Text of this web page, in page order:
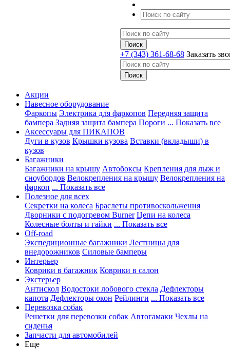
+7 (343) 361-68-68 Заказать
Акции
Навесное оборудование
Фаркопы Электрика для фаркопов Передняя защита
бампера Задняя защита бампера Пороги ... Показать все
Аксессуары для ПИКАПОВ
Дуги в кузов Крышки кузова Вставки (вкладыши) в
кузов
Багажники
Багажники на крышу Автобоксы Крепления для лыж и
сноубордов Велокрепления на крышу Велокрепления на
фаркоп ... Показать все
Полезное для всех
Секретки на колеса Браслеты противоскольжения
Дворники с подогревом Burner Цепи на колеса
Колесные болты и гайки ... Показать все
Off-road
Экспедиционные багажники Лестницы для
внедорожников Силовые бамперы
Интерьер
Коврики в багажник Коврики в салон
Экстерьер
Антискол Водостоки лобового стекла Дефлекторы
капота Дефлекторы окон Рейлинги ... Показать все
Перевозка собак
Решетки для перевозки собак Автогамаки Чехлы на
сиденья
Запчасти для автомобилей
Еще